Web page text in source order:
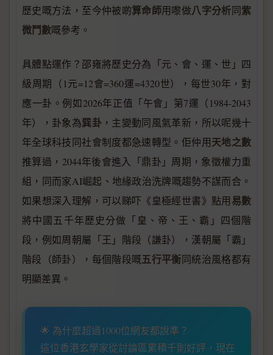
歷史嘅方法，至今仲被啲算命師用嚟做八字分析同紫
微鬥數嘅參考。
具體點運作？邵雍將歷史分為「元、會、運、世」四
級周期（1元=12會=360運=4320世），每世30年，對
應一卦。例如2026年正值「午會」第7運（1984-2043
年），卦象為巽卦，主變動同風氣革新，所以呢幾十
年全球科技同社會制度都急速轉型。佢仲用天地之數
推算過，2044年後會進入「鼎卦」周期，象徵權力重
組，同而家AI崛起、地緣政治洗牌嘅趨勢不謀而合。
如果想深入理解，可以睇吓《皇極經世書》點用易數
將中國五千年歷史分做「皇、帝、王、霸」四個階
段，例如周朝屬「王」階段（謙卦），漢朝屬「霸」
階段（師卦），每個階段嘅五行平衡同統治風格都有
明顯差異。
🌟 為什麼超過1000位網友都說準？
這位香港玄學家從討論區累積千則好評，現在